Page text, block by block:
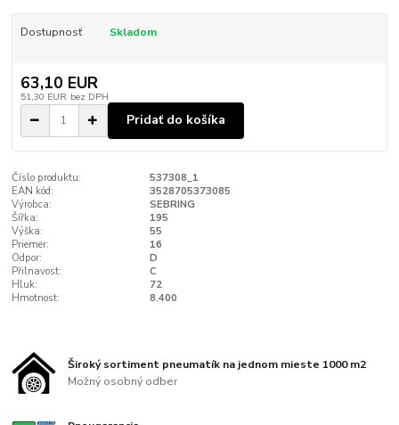
Dostupnosť Skladom
63,10 EUR
51,30 EUR bez DPH
Pridať do košíka
Číslo produktu:
537308_1
EAN kód:
3528705373085
Výrobca:
SEBRING
Šířka:
195
Výška:
55
Priemer:
16
Odpor:
D
Přilnavost:
C
Hluk:
72
Hmotnost:
8.400
Široký sortiment pneumatík na jednom mieste 1000 m2
Možný osobný odber